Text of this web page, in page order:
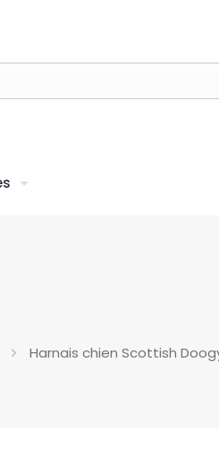
Harnais chien Scottish